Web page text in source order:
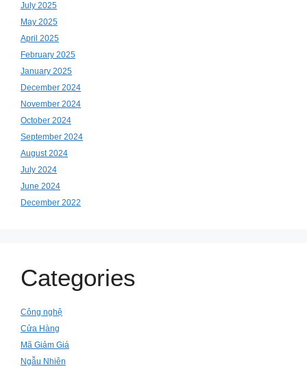
July 2025
May 2025
April 2025
February 2025
January 2025
December 2024
November 2024
October 2024
September 2024
August 2024
July 2024
June 2024
December 2022
Categories
Công nghệ
Cửa Hàng
Mã Giảm Giá
Ngẫu Nhiên